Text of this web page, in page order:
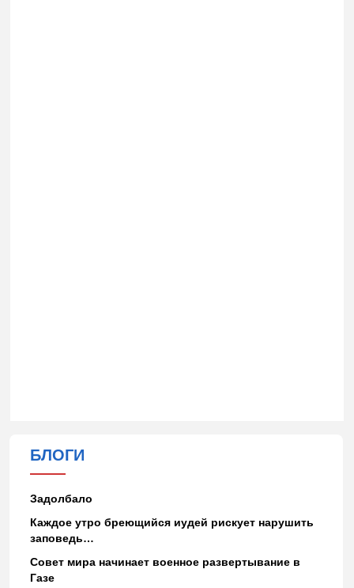
БЛОГИ
Задолбало
Каждое утро бреющийся иудей рискует нарушить
заповедь…
Совет мира начинает военное развертывание в
Газе